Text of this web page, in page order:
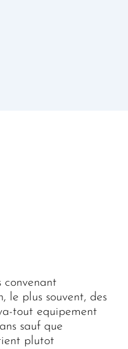
convenant
le plus souvent, des
tout equipement
sauf que
plutot